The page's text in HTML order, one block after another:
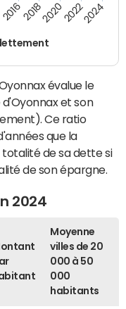
20162018202020222024
évalue le
et son
Ce ratio
que la
de sa dette si
de son épargne.
2024
Moyenne
villes de 20
000 à 50
000
habitants